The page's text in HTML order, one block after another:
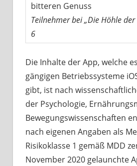
bitteren Genuss
Teilnehmer bei „Die Höhle der
6
Die Inhalte der App, welche
gängigen Betriebssysteme
gibt, ist nach
der Psychologie,
Bewegungswissenschaften
nach eigenen Angaben als
Risikoklasse 1 gemäß MDD
November 2020 gelaunchte